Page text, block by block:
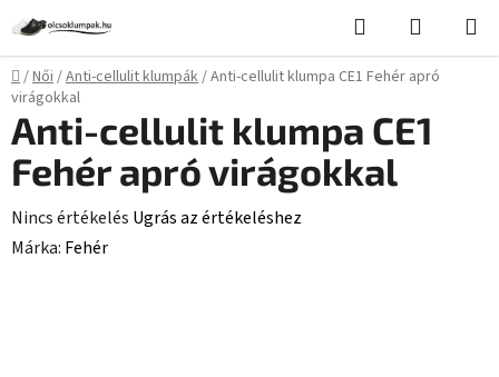
fő
tartalomhoz
Keresés KOSÁR
Kezdőlap
/Női/Anti-cellulit klumpák/Anti-cellulit klumpa CE1 Fehér apró
virágokkal
Anti-cellulit klumpa CE1
Fehér apró virágokkal
A
termék
Nincs értékelés Ugrás az értékeléshez
Márka: Fehér